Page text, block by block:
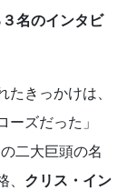
名のインタビ
たきっかけは、
ズだった」
二大巨頭の名
クリス・イン